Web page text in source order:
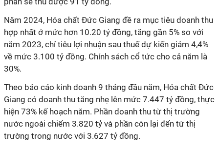
Năm 2024, Hóa chất Đức Giang đề ra mục tiêu doanh thu
hợp nhất ở mức hơn 10.20 tỷ đồng, tăng gần 5% so với
năm 2023, chỉ tiêu lợi nhuận sau thuế dự kiến giảm 4,4%
về mức 3.100 tỷ đồng. Chính sách cổ tức cho cả năm là
30%.
Theo báo cáo kinh doanh 9 tháng đầu năm, Hóa chất Đức
Giang có doanh thu tăng nhẹ lên mức 7.447 tỷ đồng, thực
hiện 73% kế hoạch năm. Phần doanh thu từ thị trường
nước ngoài chiếm 3.820 tỷ và phần còn lại đến từ thị
trường trong nước với 3.627 tỷ đồng.